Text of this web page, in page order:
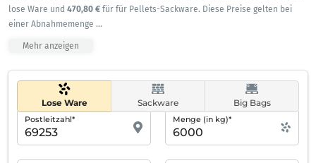
lose Ware und 470,80 € für für Pellets-Sackware. Diese Preise gelten bei
einer Abnahmemenge ...
Mehr anzeigen
Lose Ware Sackware Big Bags
Postleitzahl* Menge (in kg)*